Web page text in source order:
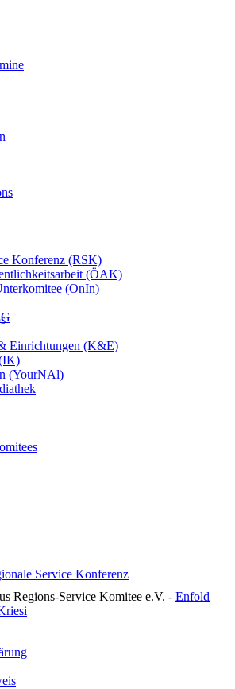
Service Konferenz
Konferenz (RSK)
(ÖAK)
(OnIn)
Einrichtungen (K&E)
(YourNAl)
Regions-Service Komitee e.V. - Enfold